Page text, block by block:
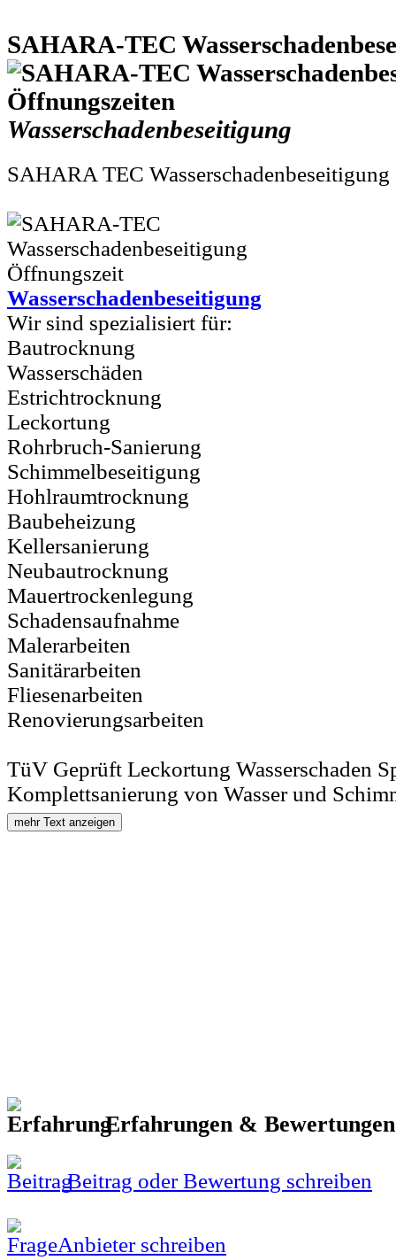
SAHARA-TEC
Wasserschadenbeseitigung
SAHARA TEC Wasserschadenbeseitigung
Wasserschadenbeseitigung
Wir sind spezialisiert für:
Bautrocknung
Wasserschäden
Estrichtrocknung
Leckortung
Rohrbruch-Sanierung
Schimmelbeseitigung
Hohlraumtrocknung
Baubeheizung
Kellersanierung
Neubautrocknung
Mauertrockenlegung
Schadensaufnahme
Malerarbeiten
Sanitärarbeiten
Fliesenarbeiten
Renovierungsarbeiten
TüV Geprüft Leckortung Wasserschaden
Komplettsanierung von Wasser und
mehr Text anzeigen
Erfahrungen &
Beitrag oder Bewertung schreiben
Anbieter schreiben